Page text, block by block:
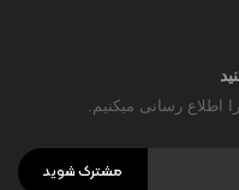
اطلاع رسانی میکنیم.
مشترک شوید